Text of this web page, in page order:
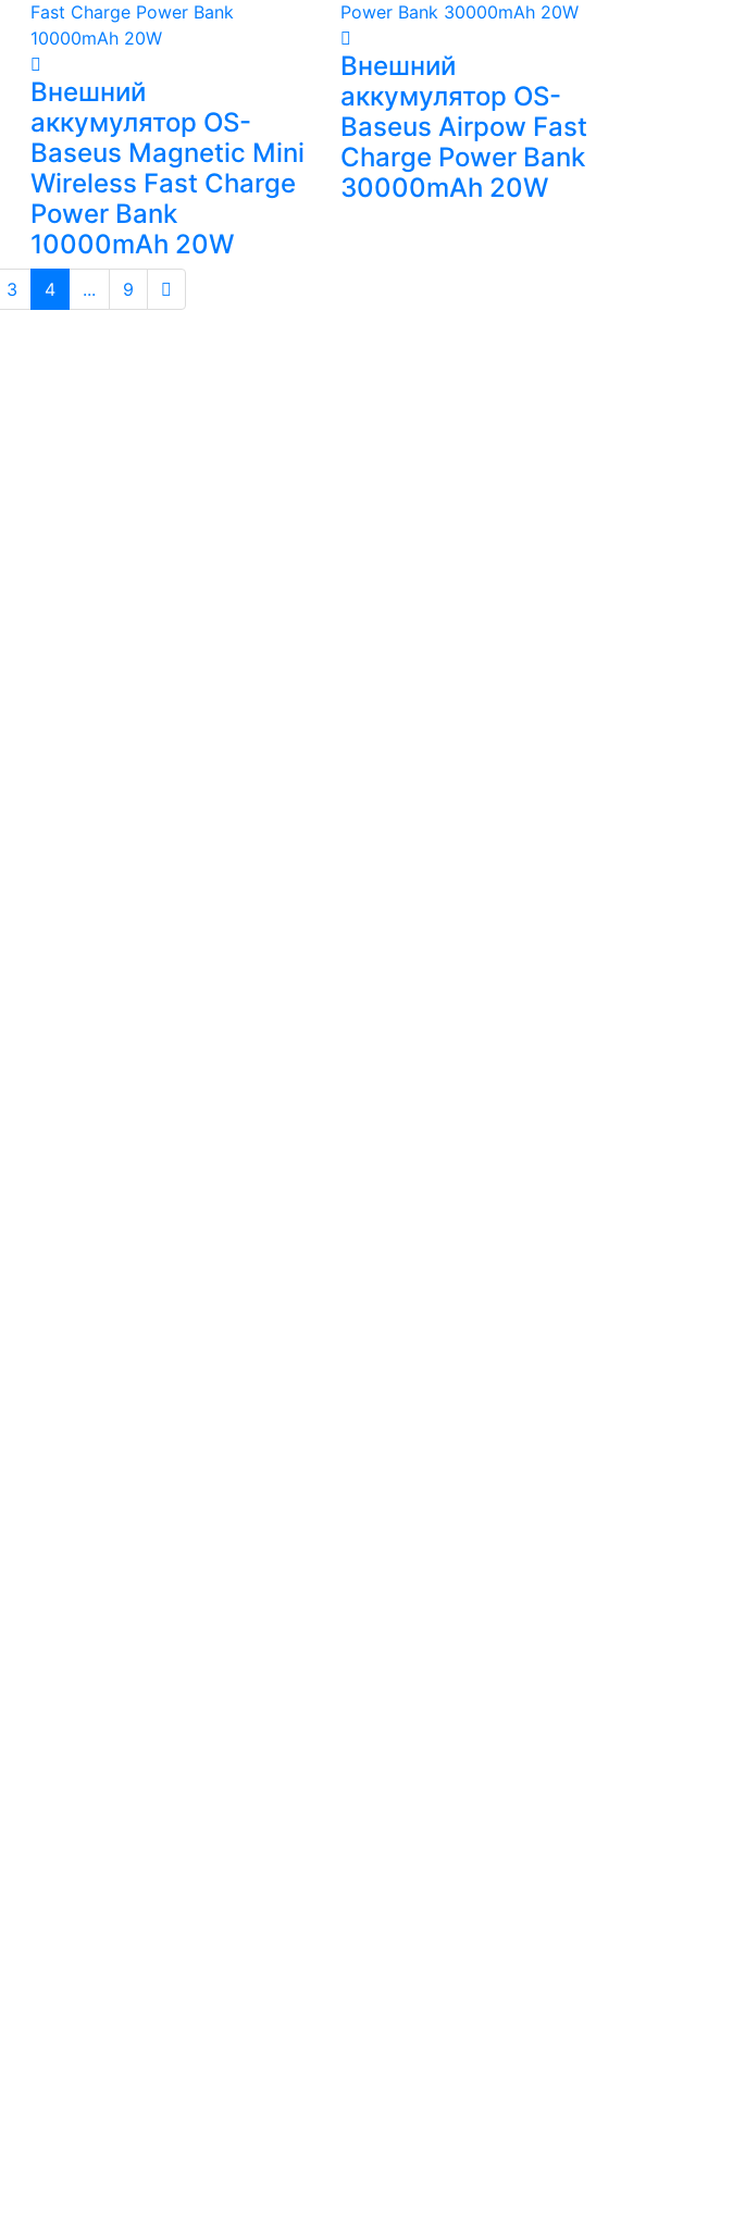
Внешний
аккумулятор OS-
Baseus Magnetic Mini
Wireless Fast Charge
Power Bank
10000mAh 20W
Внешний
аккумулятор OS-
Baseus Airpow Fast
Charge Power Bank
30000mAh 20W
3 4 ... 9